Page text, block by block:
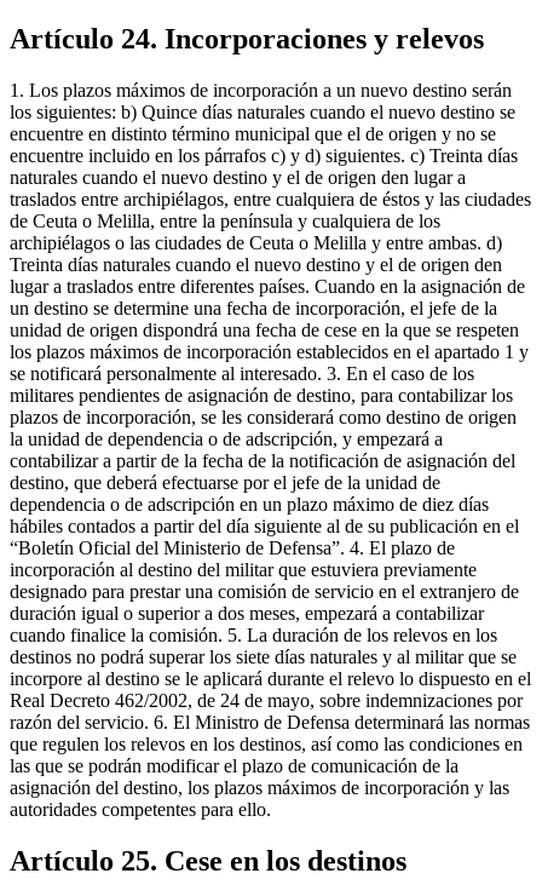
Artículo 24. Incorporaciones y relevos
1. Los plazos máximos de incorporación a un nuevo destino serán
los siguientes: b) Quince días naturales cuando el nuevo destino se
encuentre en distinto término municipal que el de origen y no se
encuentre incluido en los párrafos c) y d) siguientes. c) Treinta días
naturales cuando el nuevo destino y el de origen den lugar a
traslados entre archipiélagos, entre cualquiera de éstos y las ciudades
de Ceuta o Melilla, entre la península y cualquiera de los
archipiélagos o las ciudades de Ceuta o Melilla y entre ambas. d)
Treinta días naturales cuando el nuevo destino y el de origen den
lugar a traslados entre diferentes países. Cuando en la asignación de
un destino se determine una fecha de incorporación, el jefe de la
unidad de origen dispondrá una fecha de cese en la que se respeten
los plazos máximos de incorporación establecidos en el apartado 1 y
se notificará personalmente al interesado. 3. En el caso de los
militares pendientes de asignación de destino, para contabilizar los
plazos de incorporación, se les considerará como destino de origen
la unidad de dependencia o de adscripción, y empezará a
contabilizar a partir de la fecha de la notificación de asignación del
destino, que deberá efectuarse por el jefe de la unidad de
dependencia o de adscripción en un plazo máximo de diez días
hábiles contados a partir del día siguiente al de su publicación en el
“Boletín Oficial del Ministerio de Defensa”. 4. El plazo de
incorporación al destino del militar que estuviera previamente
designado para prestar una comisión de servicio en el extranjero de
duración igual o superior a dos meses, empezará a contabilizar
cuando finalice la comisión. 5. La duración de los relevos en los
destinos no podrá superar los siete días naturales y al militar que se
incorpore al destino se le aplicará durante el relevo lo dispuesto en el
Real Decreto 462/2002, de 24 de mayo, sobre indemnizaciones por
razón del servicio. 6. El Ministro de Defensa determinará las normas
que regulen los relevos en los destinos, así como las condiciones en
las que se podrán modificar el plazo de comunicación de la
asignación del destino, los plazos máximos de incorporación y las
autoridades competentes para ello.
Artículo 25. Cese en los destinos